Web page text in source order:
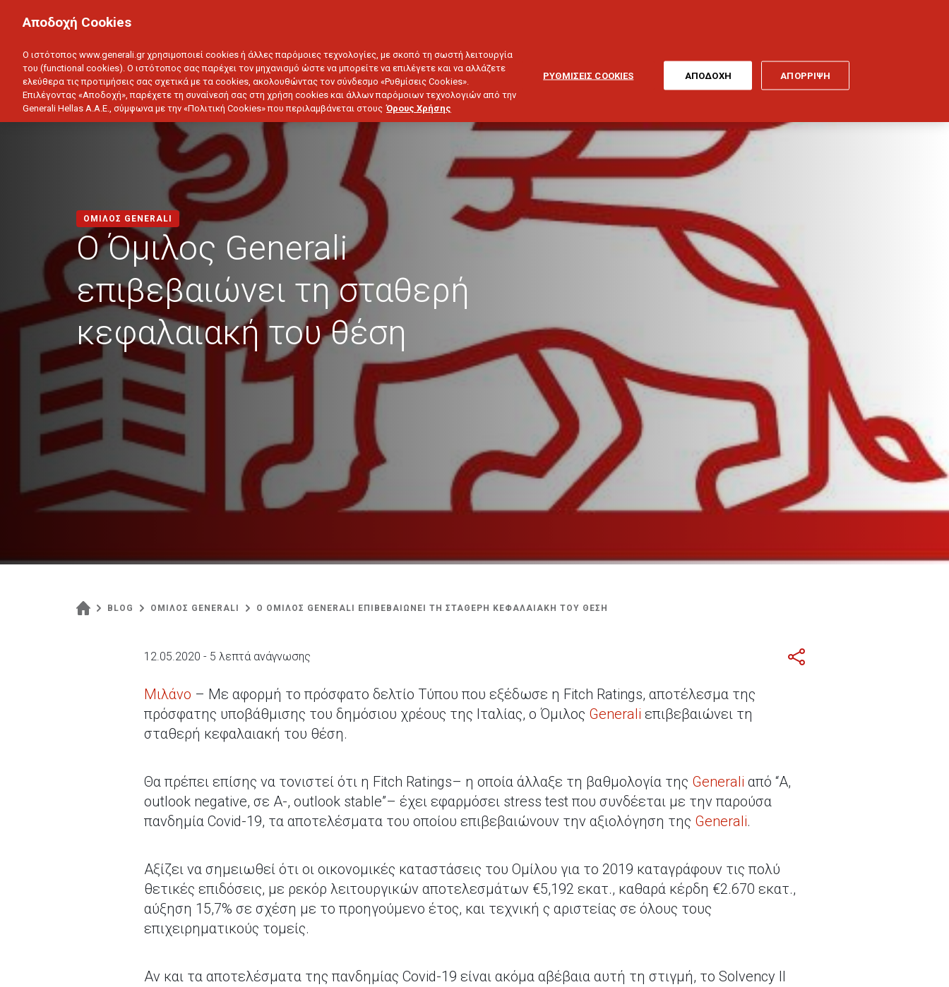
ΥΓΕΙΑ ΑΥΤΟΚΙΝΗΤΟ ΣΠΙΤΙ ΑΠΟΤΑΜΙΕΥΣΗ & ΕΠΕΝΔΥΣΕΙΣ ΤΑΞΙΔΙ ΣΚΑΦΟΣ
ΟΜΙΛΟΣ GENERALI
Ο Όμιλος Generali
επιβεβαιώνει τη σταθερή
κεφαλαιακή του θέση
BLOG ΟΜΙΛΟΣ GENERALI Ο ΟΜΙΛΟΣ GENERALI ΕΠΙΒΕΒΑΙΩΝΕΙ ΤΗ ΣΤΑΘΕΡΗ ΚΕΦΑΛΑΙΑΚΗ ΤΟΥ ΘΕΣΗ
12.05.2020 - 5 λεπτά ανάγνωσης
Μιλάνο – Με αφορμή το πρόσφατο δελτίο Τύπου που εξέδωσε η Fitch Ratings, αποτέλεσμα της
πρόσφατης υποβάθμισης του δημόσιου χρέους της Ιταλίας, ο Όμιλος Generali επιβεβαιώνει τη
σταθερή κεφαλαιακή του θέση.
Θα πρέπει επίσης να τονιστεί ότι η Fitch Ratings– η οποία άλλαξε τη βαθμολογία της Generali από “A,
outlook negative, σε A-, outlook stable”– έχει εφαρμόσει stress test που συνδέεται με την παρούσα
πανδημία Covid-19, τα αποτελέσματα του οποίου επιβεβαιώνουν την αξιολόγηση της Generali.
Αξίζει να σημειωθεί ότι οι οικονομικές καταστάσεις του Ομίλου για το 2019 καταγράφουν τις πολύ
θετικές επιδόσεις, με ρεκόρ λειτουργικών αποτελεσμάτων €5,192 εκατ., καθαρά κέρδη €2.670 εκατ.,
αύξηση 15,7% σε σχέση με το προηγούμενο έτος, και τεχνική ς αριστείας σε όλους τους
επιχειρηματικούς τομείς.
Αν και τα αποτελέσματα της πανδημίας Covid-19 είναι ακόμα αβέβαια αυτή τη στιγμή, το Solvency II
Αποδοχή Cookies
Ο ιστότοπος www.generali.gr χρησιμοποιεί cookies ή άλλες παρόμοιες τεχνολογίες, με σκοπό τη σωστή λειτουργία
του (functional cookies). Ο ιστότοπος σας παρέχει τον μηχανισμό ώστε να μπορείτε να επιλέγετε και να αλλάζετε
ελεύθερα τις προτιμήσεις σας σχετικά με τα cookies, ακολουθώντας τον σύνδεσμο «Ρυθμίσεις Cookies».
Επιλέγοντας «Αποδοχή», παρέχετε τη συναίνεσή σας στη χρήση cookies και άλλων παρόμοιων τεχνολογιών από την
Generali Hellas A.A.E., σύμφωνα με την «Πολιτική Cookies» που περιλαμβάνεται στους Όρους Χρήσης
ΡΥΘΜΙΣΕΙΣ COOKIES ΑΠΟΡΡΙΨΗ
ΑΠΟΔΟΧΗ